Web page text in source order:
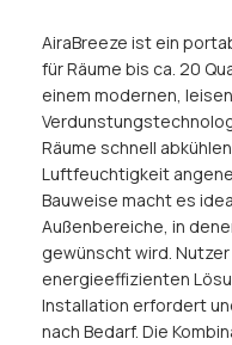
AiraBreeze ist ein
für Räume bis ca. 20
einem modernen,
Räume schnell
Luftfeuchtigkeit
Bauweise macht es
Außenbereiche, in
gewünscht wird.
energieeffizienten
Installation erfordert
nach Bedarf. Die